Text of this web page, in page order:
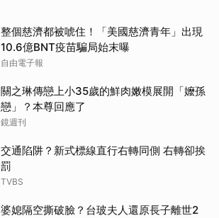
整個慈濟都被唬住！「美國慈濟青年」出現
10.6億BNT疫苗騙局始末曝
自由電子報
關之琳傳戀上小35歲的鮮肉嫩模展開「嬤孫
戀」？本尊回應了
鏡週刊
交通陷阱？新式標線直行右轉同側 右轉卻挨
罰
TVBS
婆媳隔空撕破臉？台玻夫人還原長子離世2